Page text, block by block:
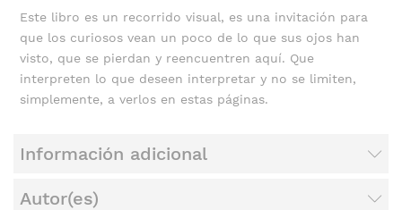
Este libro es un recorrido visual, es una invitación para
que los curiosos vean un poco de lo que sus ojos han
visto, que se pierdan y reencuentren aquí. Que
interpreten lo que deseen interpretar y no se limiten,
simplemente, a verlos en estas páginas.
Información adicional
Autor(es)